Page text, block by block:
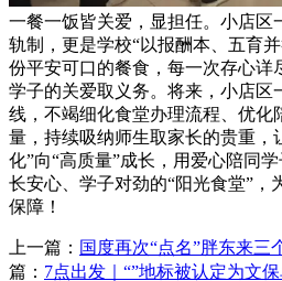
一餐一饭皆关爱，显担任。小店区
轨制，更是学校“以报酬本、五育
份平安可口的餐食，每一次存心详
学子的关爱取义务。将来，小店区
线，不竭细化食堂办理流程、优化
量，持续吸纳师生取家长的贵重，
化”向“高质量”成长，用爱心陪同
长安心、学子对劲的“阳光食堂”，
保障！
上一篇： 国度再次“点名”胖东来三
篇： 7点出发｜“”地标被认定为文